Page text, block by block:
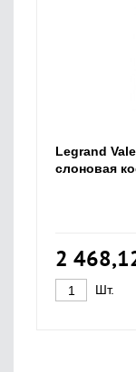
Legrand
слоновая
2
Шт.